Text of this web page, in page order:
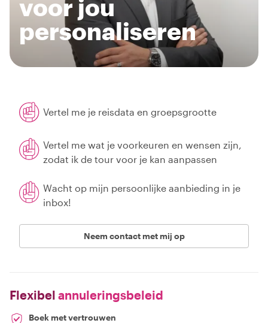
voor jou
personaliseren
Vertel me je reisdata en groepsgrootte
Vertel me wat je voorkeuren en wensen zijn,
zodat ik de tour voor je kan aanpassen
Wacht op mijn persoonlijke aanbieding in je
inbox!
Neem contact met mij op
Flexibel annuleringsbeleid
Boek met vertrouwen